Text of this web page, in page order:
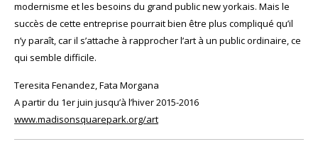
modernisme et les besoins du grand public new yorkais. Mais le
succès de cette entreprise pourrait bien être plus compliqué qu’il
n’y paraît, car il s’attache à rapprocher l’art à un public ordinaire, ce
qui semble difficile.
Teresita Fenandez, Fata Morgana
A partir du 1er juin jusqu’à l’hiver 2015-2016
www.madisonsquarepark.org/art